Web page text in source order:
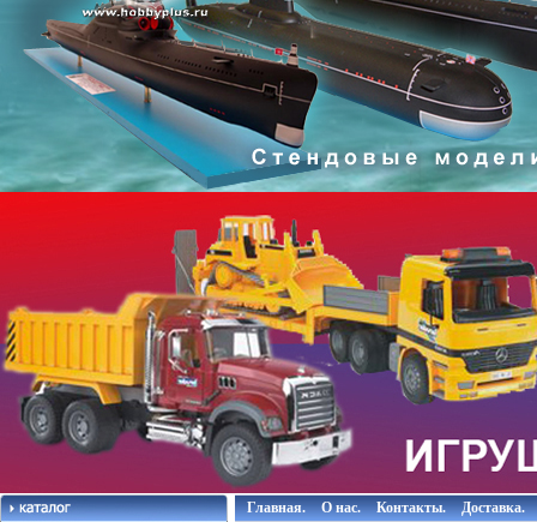
Главная. О нас. Контакты. Доставка.